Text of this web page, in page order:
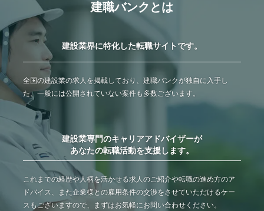
建職バンクとは
建設業界に特化した転職サイトです。
全国の建設業の求人を掲載しており、建職バンクが独自に入手し
た、一般には公開されていない案件も多数ございます。
建設業専門のキャリアアドバイザーが
あなたの転職活動を支援します。
これまでの経歴や人柄を活かせる求人のご紹介や転職の進め方のア
ドバイス、また企業様との雇用条件の交渉をさせていただけるケー
スもございますので、まずはお気軽にお問い合わせください。